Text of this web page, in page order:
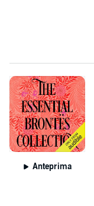
Anteprima